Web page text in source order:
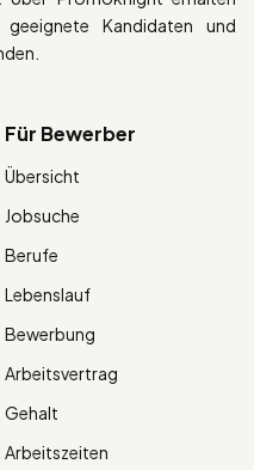
Kandidaten und
Für Bewerber
Übersicht
Jobsuche
Berufe
Lebenslauf
Bewerbung
Arbeitsvertrag
Gehalt
Arbeitszeiten